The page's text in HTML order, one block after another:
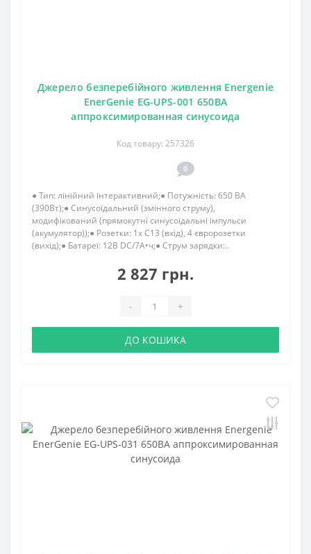
Джерело безперебійного живлення Energenie
EnerGenie EG-UPS-001 650ВA
аппроксимированная синусоида
Код товару: 257326
0
● Тип: лінійний інтерактивний;● Потужність: 650 ВА
(390Вт);● Синусоїдальний (змінного струму),
модифікований (прямокутні синусоїдальні імпульси
(акумулятор));● Розетки: 1x C13 (вхід), 4 євророзетки
(вихід);● Батареї: 12В DC/7А•ч;● Струм зарядки:..
2 827 грн.
- +
ДО КОШИКА